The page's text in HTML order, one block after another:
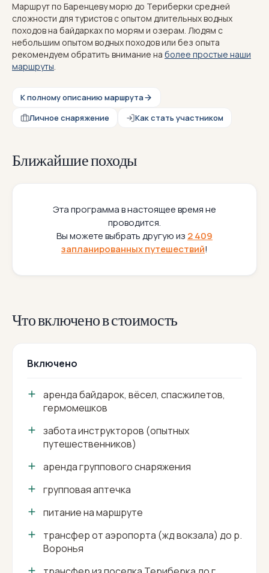
Маршрут по Баренцеву морю до Териберки средней
сложности для туристов с опытом длительных водных
походов на байдарках по морям и озерам. Людям с
небольшим опытом водных походов или без опыта
рекомендуем обратить внимание на более простые наши
маршруты.
Личное снаряжение Как стать участником
К полному описанию маршрута
Ближайшие походы
Эта программа в настоящее время не
проводится.
Вы можете выбрать другую из 2 409
запланированных путешествий!
Что включено в стоимость
Включено
аренда байдарок, вёсел, спасжилетов,
гермомешков
забота инструкторов (опытных
путешественников)
аренда группового снаряжения
групповая аптечка
питание на маршруте
трансфер от аэропорта (жд вокзала) до р.
Воронья